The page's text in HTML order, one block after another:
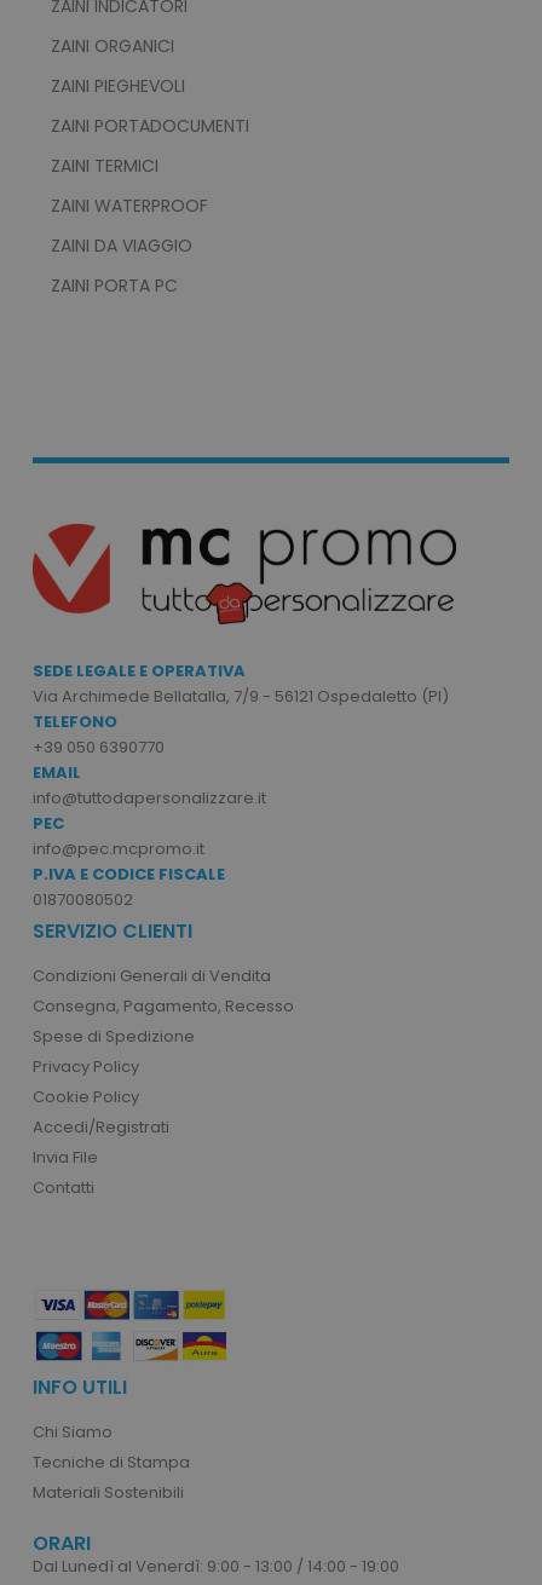
ZAINI INDICATORI
ZAINI ORGANICI
ZAINI PIEGHEVOLI
ZAINI PORTADOCUMENTI
ZAINI TERMICI
ZAINI WATERPROOF
ZAINI DA VIAGGIO
ZAINI PORTA PC
SEDE LEGALE E OPERATIVA
Via Archimede Bellatalla, 7/9 - 56121 Ospedaletto (PI)
TELEFONO
+39 050 6390770
EMAIL
info@tuttodapersonalizzare.it
PEC
info@pec.mcpromo.it
P.IVA E CODICE FISCALE
01870080502
SERVIZIO CLIENTI
Condizioni Generali di Vendita
Consegna, Pagamento, Recesso
Spese di Spedizione
Privacy Policy
Cookie Policy
Accedi/Registrati
Invia File
Contatti
INFO UTILI
Chi Siamo
Tecniche di Stampa
Materiali Sostenibili
ORARI
Dal Lunedì al Venerdì: 9:00 - 13:00 / 14:00 - 19:00
mage-cache-sessid
recently_compared_product
Adobe Inc.
private_content_version
Adobe Inc.
mage-cache-storage
mage-messages